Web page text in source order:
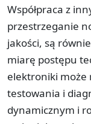
Współpraca z
przestrzeganie
jakości, są
miarę postępu
elektroniki może
testowania i
dynamicznym i